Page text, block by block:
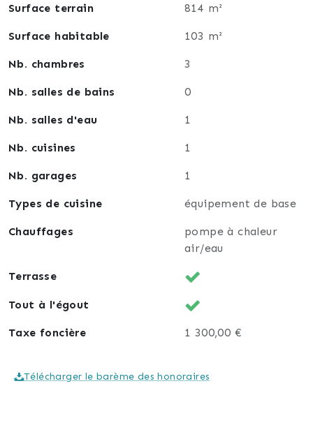
Surface terrain 814 m²
Surface habitable 103 m²
Nb. chambres 3
Nb. salles de bains 0
Nb. salles d'eau 1
Nb. cuisines 1
Nb. garages 1
Types de cuisine équipement de base
Chauffages
pompe à chaleur
air/eau
Terrasse
Tout à l'égout
Taxe foncière 1 300,00 €
Télécharger le barème des honoraires